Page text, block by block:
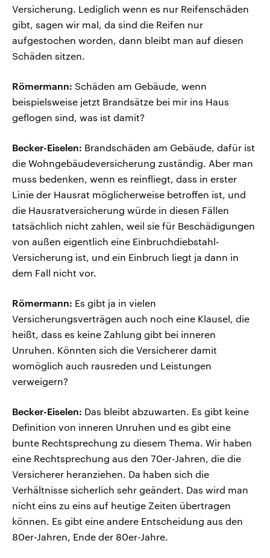
Versicherung. Lediglich wenn es nur Reifenschäden
gibt, sagen wir mal, da sind die Reifen nur
aufgestochen worden, dann bleibt man auf diesen
Schäden sitzen.
Römermann: Schäden am Gebäude, wenn
beispielsweise jetzt Brandsätze bei mir ins Haus
geflogen sind, was ist damit?
Becker-Eiselen: Brandschäden am Gebäude, dafür ist
die Wohngebäudeversicherung zuständig. Aber man
muss bedenken, wenn es reinfliegt, dass in erster
Linie der Hausrat möglicherweise betroffen ist, und
die Hausratversicherung würde in diesen Fällen
tatsächlich nicht zahlen, weil sie für Beschädigungen
von außen eigentlich eine Einbruchdiebstahl-
Versicherung ist, und ein Einbruch liegt ja dann in
dem Fall nicht vor.
Römermann: Es gibt ja in vielen
Versicherungsverträgen auch noch eine Klausel, die
heißt, dass es keine Zahlung gibt bei inneren
Unruhen. Könnten sich die Versicherer damit
womöglich auch rausreden und Leistungen
verweigern?
Becker-Eiselen: Das bleibt abzuwarten. Es gibt keine
Definition von inneren Unruhen und es gibt eine
bunte Rechtsprechung zu diesem Thema. Wir haben
eine Rechtsprechung aus den 70er-Jahren, die die
Versicherer heranziehen. Da haben sich die
Verhältnisse sicherlich sehr geändert. Das wird man
nicht eins zu eins auf heutige Zeiten übertragen
können. Es gibt eine andere Entscheidung aus den
80er-Jahren, Ende der 80er-Jahre.